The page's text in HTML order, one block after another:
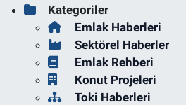
Kategoriler
Emlak Haberleri
Sektörel Haberler
Emlak Rehberi
Konut Projeleri
Toki Haberleri